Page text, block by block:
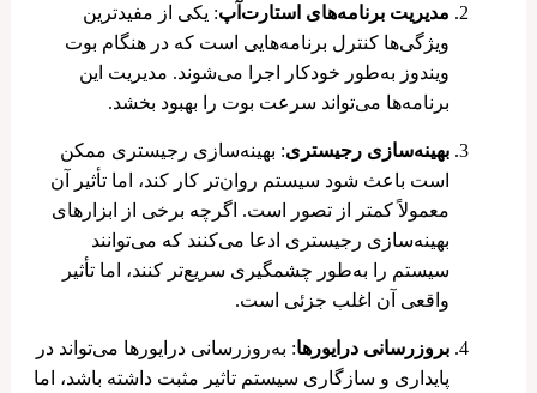
مدیریت برنامه‌های استارت‌آپ: یکی از مفیدترین
ویژگی‌ها کنترل برنامه‌هایی است که در هنگام بوت
ویندوز به‌طور خودکار اجرا می‌شوند. مدیریت این
برنامه‌ها می‌تواند سرعت بوت را بهبود بخشد.
بهینه‌سازی رجیستری: بهینه‌سازی رجیستری ممکن
است باعث شود سیستم روان‌تر کار کند، اما تأثیر آن
معمولاً کمتر از تصور است. اگرچه برخی از ابزارهای
بهینه‌سازی رجیستری ادعا می‌کنند که می‌توانند
سیستم را به‌طور چشمگیری سریع‌تر کنند، اما تأثیر
واقعی آن اغلب جزئی است.
بروزرسانی درایورها: به‌روزرسانی درایورها می‌تواند در
پایداری و سازگاری سیستم تاثیر مثبت داشته باشد، اما